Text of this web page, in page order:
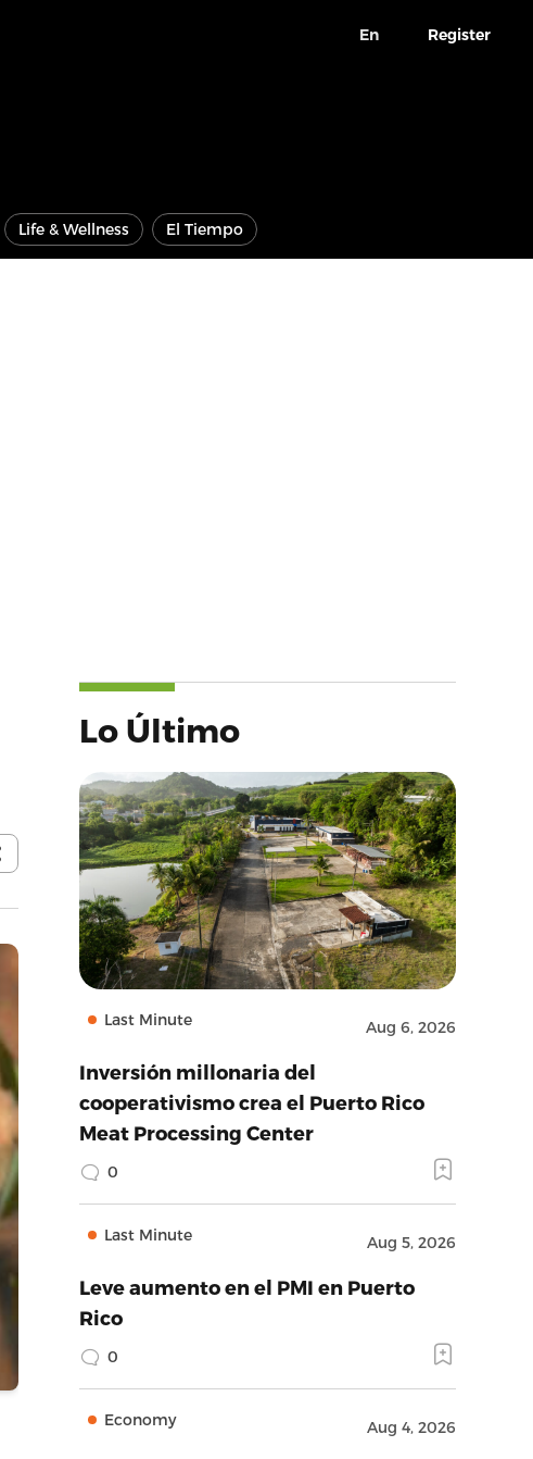
En Register
Life & Wellness El Tiempo
Lo Último
Last Minute Aug 6, 2026
Inversión millonaria del
cooperativismo crea el Puerto Rico
Meat Processing Center
0
Last Minute Aug 5, 2026
Leve aumento en el PMI en Puerto
Rico
0
Economy Aug 4, 2026